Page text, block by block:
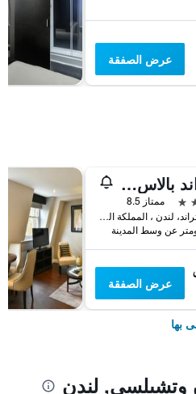
عرض الصفقة
ستراند بالاس هوتل
ممتاز 8.5
372 ستراند، لندن ، المملكة المتحدة, لندن, المملكة المتحدة
عرض الصفقة
بها
وتشيلسي, لندن